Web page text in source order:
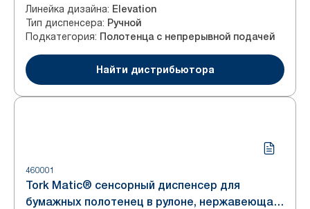
белый, система H5
Линейка дизайна: Elevation
Тип диспенсера: Ручной
Подкатегория: Полотенца с непрерывной подачей
Найти дистрибьютора
460001
Tork Matic® сенсорный диспенсер для
бумажных полотенец в рулоне, нержавеющая